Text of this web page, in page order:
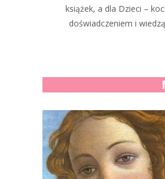
książek, a dla Dzieci –
doświadczeniem i